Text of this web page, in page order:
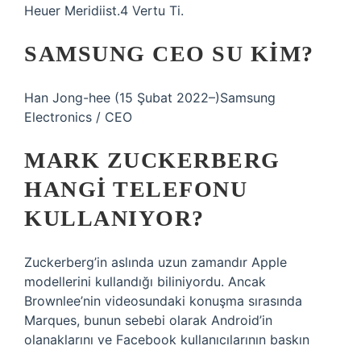
Heuer Meridiist.4 Vertu Ti.
SAMSUNG CEO SU KIM?
Han Jong-hee (15 Şubat 2022–)Samsung
Electronics / CEO
MARK ZUCKERBERG
HANGI TELEFONU
KULLANIYOR?
Zuckerberg’in aslında uzun zamandır Apple
modellerini kullandığı biliniyordu. Ancak
Brownlee’nin videosundaki konuşma sırasında
Marques, bunun sebebi olarak Android’in
olanaklarını ve Facebook kullanıcılarının baskın